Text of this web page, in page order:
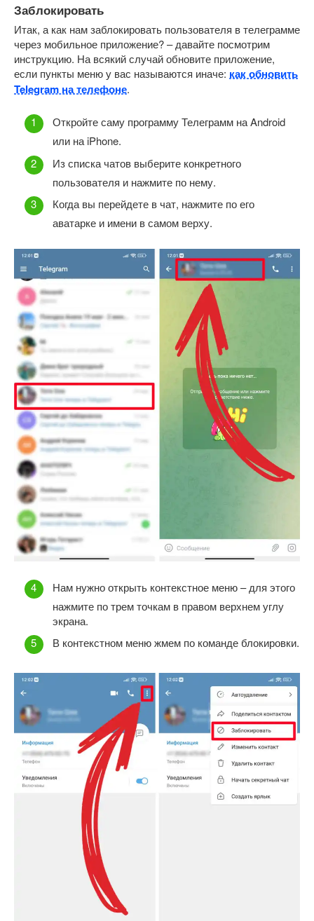
Заблокировать
Итак, а как нам заблокировать пользователя в телеграмме
через мобильное приложение? – давайте посмотрим
инструкцию. На всякий случай обновите приложение,
если пункты меню у вас называются иначе: как обновить
Telegram на телефоне.
Откройте саму программу Телеграмм на Android
или на iPhone.
Из списка чатов выберите конкретного
пользователя и нажмите по нему.
Когда вы перейдете в чат, нажмите по его
аватарке и имени в самом верху.
Нам нужно открыть контекстное меню – для этого
нажмите по трем точкам в правом верхнем углу
экрана.
В контекстном меню жмем по команде блокировки.